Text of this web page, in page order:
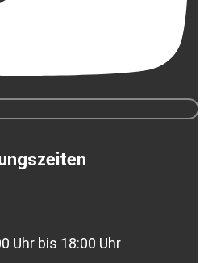
Uhr bis 18:00 Uhr